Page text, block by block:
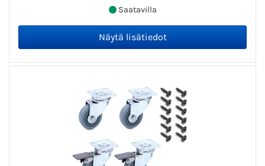
Saatavilla